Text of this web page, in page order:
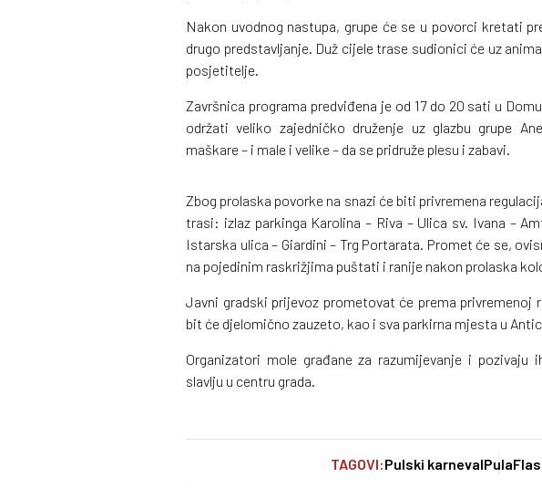
Nakon uvodnog nastupa, grupe će se u povorci kretati
drugo predstavljanje. Duž cijele trase sudionici će uz
posjetitelje.
Završnica programa predviđena je od 17 do 20 sati u
održati veliko zajedničko druženje uz glazbu grupe
maškare – i male i velike – da se pridruže plesu i zabavi.
Zbog prolaska povorke na snazi će biti privremena
trasi: izlaz parkinga Karolina – Riva – Ulica sv. Ivana –
Istarska ulica – Giardini – Trg Portarata. Promet će se,
na pojedinim raskrižjima puštati i ranije nakon prolaska
Javni gradski prijevoz prometovat će prema privremenoj
bit će djelomično zauzeto, kao i sva parkirna mjesta u
Organizatori mole građane za razumijevanje i pozivaju
slavlju u centru grada.
TAGOVI:Pulski karneval